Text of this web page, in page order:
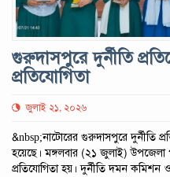
গুরুদাসপুরে দুর্নীতি
প্রতিযোগিতা
জুলাই ২১, ২০২৬
&nbsp;নাটোরের গুরুদাসপুরে দুর্নীতি
হয়েছে। মঙ্গলবার (২১ জুলাই) উপজেলা
প্রতিযোগিতা হয়। দুর্নীতি দমন কমিশন